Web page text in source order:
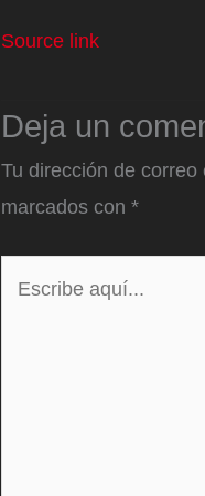
Source link
Deja un
Tu dirección de
marcados con *